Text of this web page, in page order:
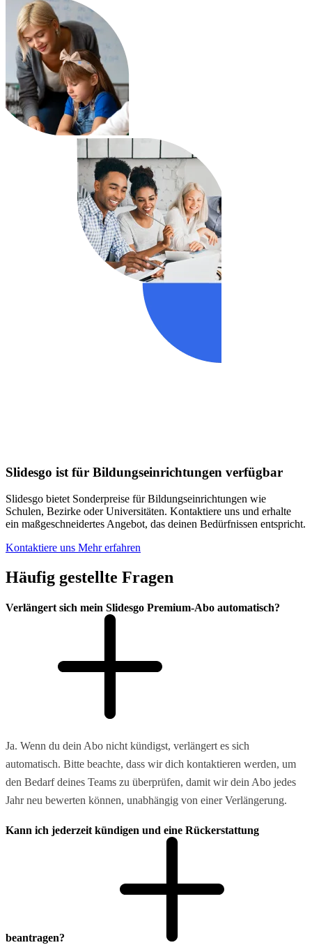
Slidesgo ist für Bildungseinrichtungen verfügbar
Slidesgo bietet Sonderpreise für Bildungseinrichtungen wie
Schulen, Bezirke oder Universitäten. Kontaktiere uns und erhalte
ein maßgeschneidertes Angebot, das deinen Bedürfnissen entspricht.
Kontaktiere uns Mehr erfahren
Häufig gestellte Fragen
Verlängert sich mein Slidesgo Premium-Abo automatisch?
Ja. Wenn du dein Abo nicht kündigst, verlängert es sich
automatisch. Bitte beachte, dass wir dich kontaktieren werden, um
den Bedarf deines Teams zu überprüfen, damit wir dein Abo jedes
Jahr neu bewerten können, unabhängig von einer Verlängerung.
Kann ich jederzeit kündigen und eine Rückerstattung
beantragen?